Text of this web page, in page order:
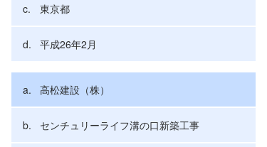
東京都
平成26年2月
高松建設（株）
センチュリーライフ溝の口新築工事